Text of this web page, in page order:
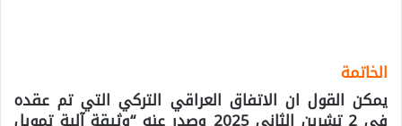
الخاتمة
يمكن القول ان الاتفاق العراقي التركي التي تم عقده